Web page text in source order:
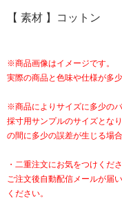
【 素材 】コットン
※商品画像はイメージです。
実際の商品と色味や仕様が多
※商品によりサイズに多少のバ
採寸用サンプルのサイズとな
の間に多少の誤差が生じる場
・二重注文にお気をつけくださ
ご注文後自動配信メールが届
ください。